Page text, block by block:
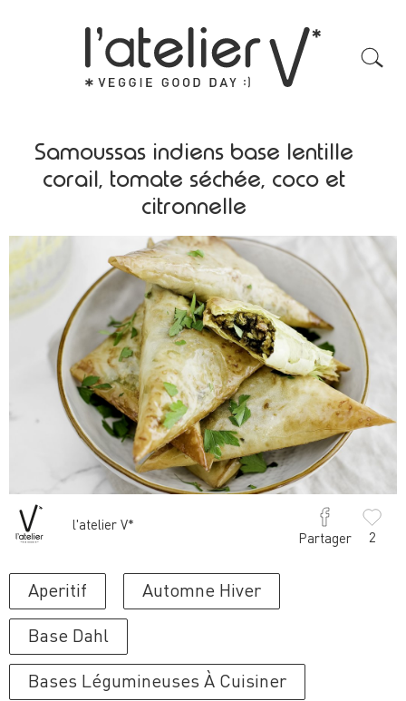
Samoussas indiens base lentille
corail, tomate séchée, coco et
citronnelle
l'atelier V*
Partager
2
Aperitif Automne Hiver
Base Dahl
Bases Légumineuses À Cuisiner